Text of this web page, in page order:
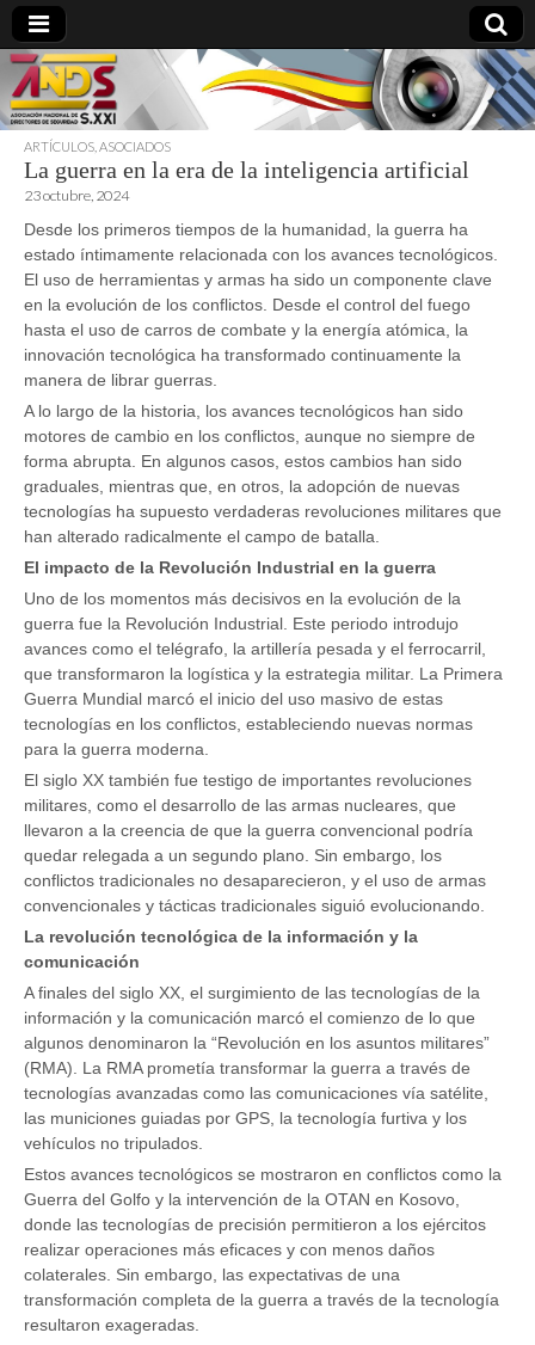
directoresdeseguridad.es
ARTÍCULOS ASOCIADOS
La guerra en la era de la inteligencia artificial
23 octubre, 2024
Desde los primeros tiempos de la humanidad, la guerra ha
estado íntimamente relacionada con los avances tecnológicos.
El uso de herramientas y armas ha sido un componente clave
en la evolución de los conflictos. Desde el control del fuego
hasta el uso de carros de combate y la energía atómica, la
innovación tecnológica ha transformado continuamente la
manera de librar guerras.
A lo largo de la historia, los avances tecnológicos han sido
motores de cambio en los conflictos, aunque no siempre de
forma abrupta. En algunos casos, estos cambios han sido
graduales, mientras que, en otros, la adopción de nuevas
tecnologías ha supuesto verdaderas revoluciones militares que
han alterado radicalmente el campo de batalla.
El impacto de la Revolución Industrial en la guerra
Uno de los momentos más decisivos en la evolución de la
guerra fue la Revolución Industrial. Este periodo introdujo
avances como el telégrafo, la artillería pesada y el ferrocarril,
que transformaron la logística y la estrategia militar. La Primera
Guerra Mundial marcó el inicio del uso masivo de estas
tecnologías en los conflictos, estableciendo nuevas normas
para la guerra moderna.
El siglo XX también fue testigo de importantes revoluciones
militares, como el desarrollo de las armas nucleares, que
llevaron a la creencia de que la guerra convencional podría
quedar relegada a un segundo plano. Sin embargo, los
conflictos tradicionales no desaparecieron, y el uso de armas
convencionales y tácticas tradicionales siguió evolucionando.
La revolución tecnológica de la información y la
comunicación
A finales del siglo XX, el surgimiento de las tecnologías de la
información y la comunicación marcó el comienzo de lo que
algunos denominaron la “Revolución en los asuntos militares”
(RMA). La RMA prometía transformar la guerra a través de
tecnologías avanzadas como las comunicaciones vía satélite,
las municiones guiadas por GPS, la tecnología furtiva y los
vehículos no tripulados.
Estos avances tecnológicos se mostraron en conflictos como la
Guerra del Golfo y la intervención de la OTAN en Kosovo,
donde las tecnologías de precisión permitieron a los ejércitos
realizar operaciones más eficaces y con menos daños
colaterales. Sin embargo, las expectativas de una
transformación completa de la guerra a través de la tecnología
resultaron exageradas.